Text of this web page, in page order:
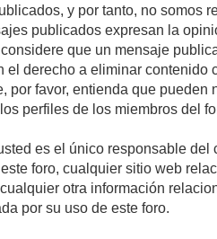
y por tanto, no somos
publicados expresan la
que un mensaje
el derecho a eliminar
por favor, entienda que
perfiles de los miembros del
es el único responsable
foro, cualquier sitio web
otra información
por su uso de este foro.